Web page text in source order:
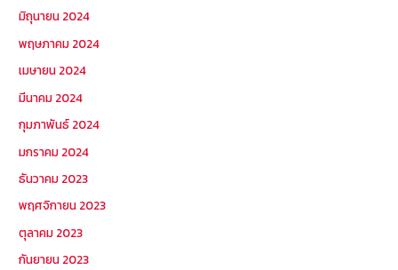
มิถุนายน 2024
พฤษภาคม 2024
เมษายน 2024
มีนาคม 2024
กุมภาพันธ์ 2024
มกราคม 2024
ธันวาคม 2023
พฤศจิกายน 2023
ตุลาคม 2023
กันยายน 2023